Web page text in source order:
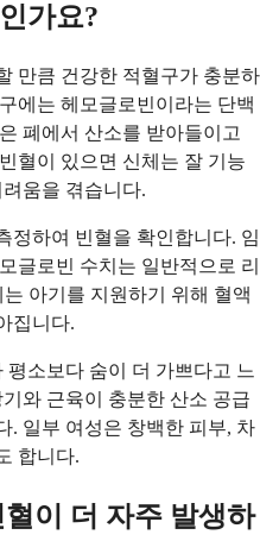
가요?
만큼 건강한 적혈구가 충분하
에는 헤모글로빈이라는 단백
폐에서 산소를 받아들이고
혈이 있으면 신체는 잘 기능
움을 겪습니다.
정하여 빈혈을 확인합니다. 임
글로빈 수치는 일반적으로 리
아기를 지원하기 위해 혈액
집니다.
소보다 숨이 더 가쁘다고 느
와 근육이 충분한 산소 공급
. 일부 여성은 창백한 피부, 차
합니다.
이 더 자주 발생하